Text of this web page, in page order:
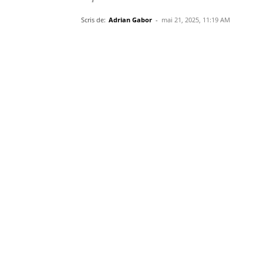
Scris de: Adrian Gabor - mai 21, 2025, 11:19 AM